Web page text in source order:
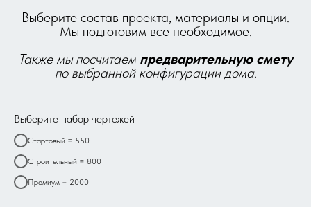
Выберите состав проекта, материалы и опции.
Мы подготовим все необходимое.
Также мы посчитаем предварительную смету
по выбранной конфигурации дома.
Выберите набор чертежей
Стартовый = 550
Строительный = 800
Премиум = 2000